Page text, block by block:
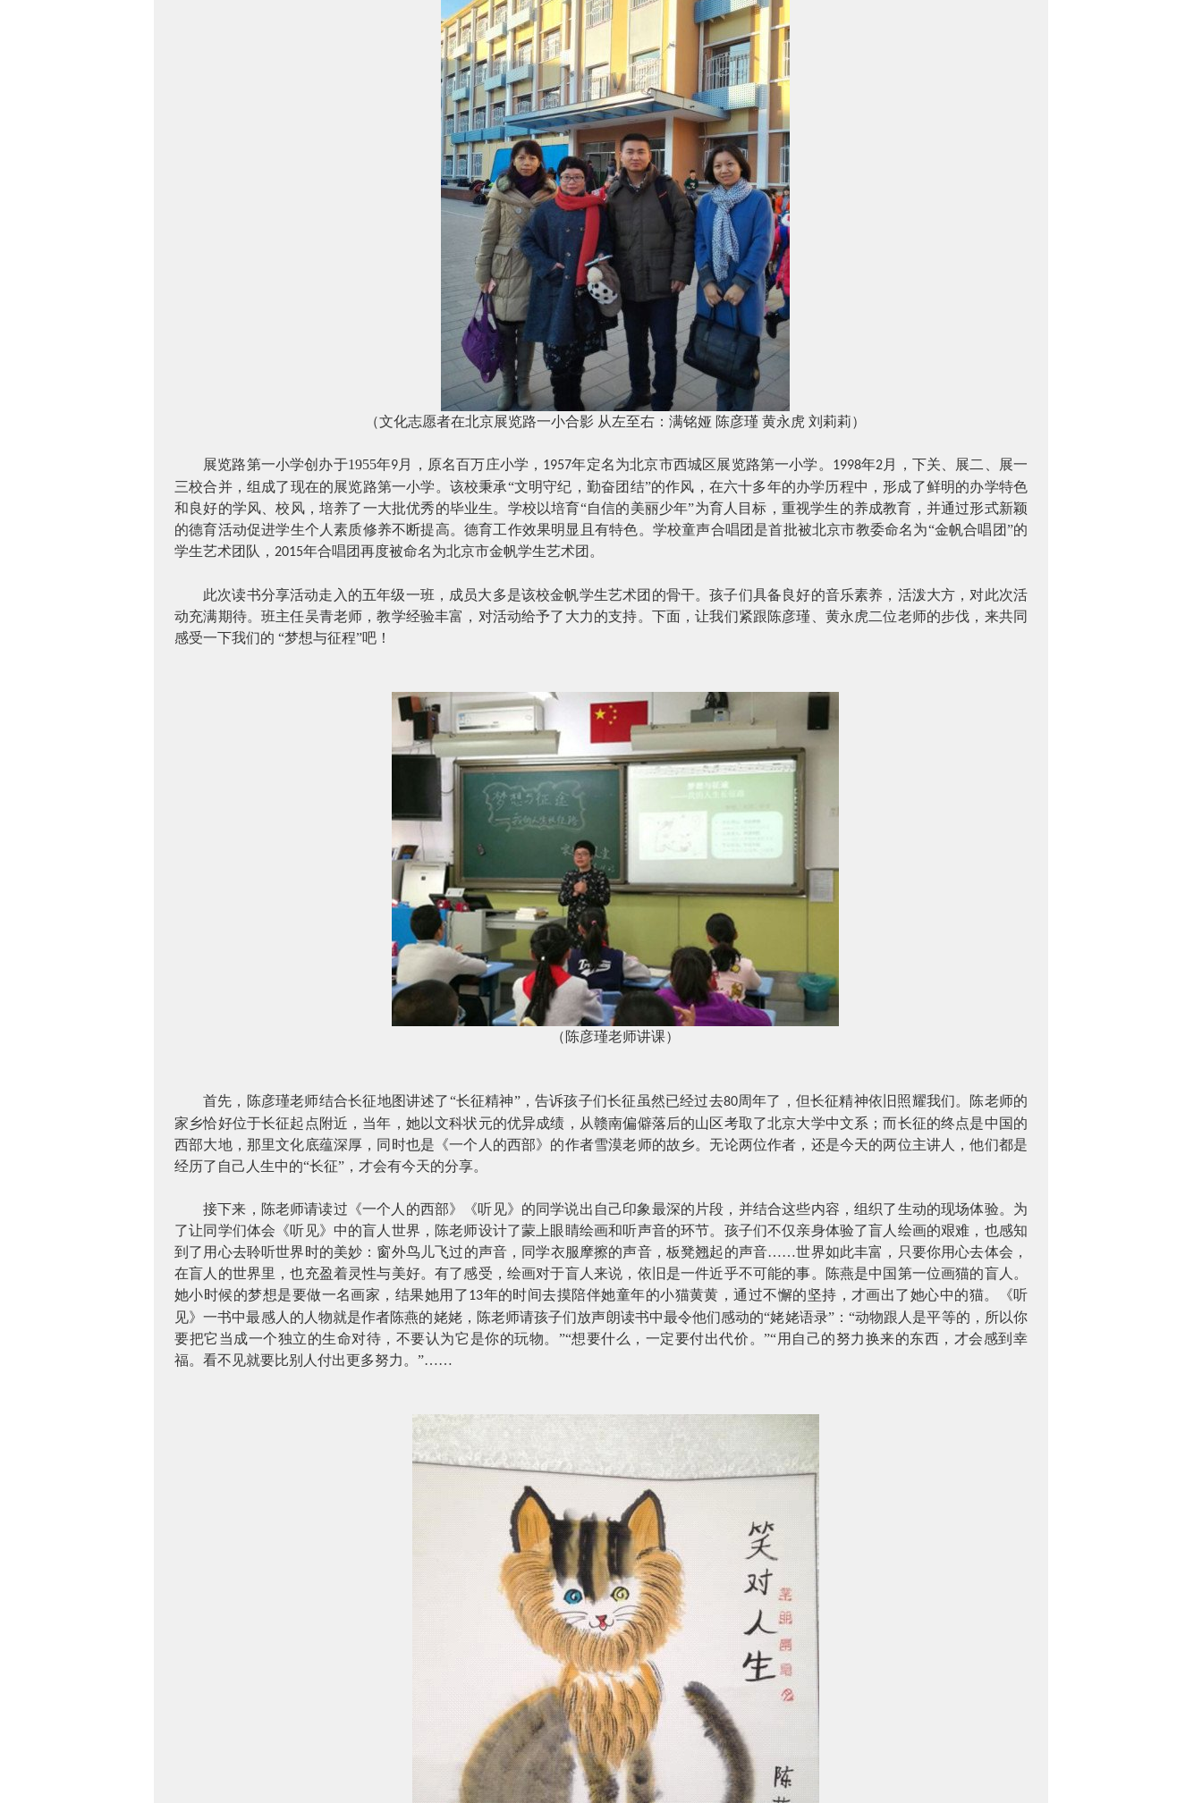
（文化志愿者在北京展览路一小合影 从左至右：满铭娅 陈彦瑾 黄永虎 刘莉莉）
展览路第一小学创办于1955年9月，原名百万庄小学， 1957年定名为北京市西城区展览路第一小学。 1998年2月，下关、展二、展一
三校合并，组成了现在的展览路第一小学。该校秉承“文明守纪，勤奋团结”的作风，在六十多年的办学历程中，形成了鲜明的办学特色
和良好的学风、校风，培养了一大批优秀的毕业生。学校以培育“自信的美丽少年”为育人目标，重视学生的养成教育，并通过形式新颖
的德育活动促进学生个人素质修养不断提高。德育工作效果明显且有特色。学校童声合唱团是首批被北京市教委命名为“金帆合唱团”的
学生艺术团队， 2015年合唱团再度被命名为北京市金帆学生艺术团。
此次读书分享活动走入的五年级一班，成员大多是该校金帆学生艺术团的骨干。孩子们具备良好的音乐素养，活泼大方，对此次活
动充满期待。班主任吴青老师，教学经验丰富，对活动给予了大力的支持。下面，让我们紧跟陈彦瑾、黄永虎二位老师的步伐，来共同
感受一下我们的 “梦想与征程”吧！
（陈彦瑾老师讲课）
首先，陈彦瑾老师结合长征地图讲述了“长征精神”，告诉孩子们长征虽然已经过去80周年了，但长征精神依旧照耀我们。陈老师的
家乡恰好位于长征起点附近，当年，她以文科状元的优异成绩，从赣南偏僻落后的山区考取了北京大学中文系；而长征的终点是中国的
西部大地，那里文化底蕴深厚，同时也是《一个人的西部》的作者雪漠老师的故乡。无论两位作者，还是今天的两位主讲人，他们都是
经历了自己人生中的“长征”，才会有今天的分享。
接下来，陈老师请读过《一个人的西部》《听见》的同学说出自己印象最深的片段，并结合这些内容，组织了生动的现场体验。为
了让同学们体会《听见》中的盲人世界，陈老师设计了蒙上眼睛绘画和听声音的环节。孩子们不仅亲身体验了盲人绘画的艰难，也感知
到了用心去聆听世界时的美妙：窗外鸟儿飞过的声音，同学衣服摩擦的声音，板凳翘起的声音……世界如此丰富，只要你用心去体会，
在盲人的世界里，也充盈着灵性与美好。有了感受，绘画对于盲人来说，依旧是一件近乎不可能的事。陈燕是中国第一位画猫的盲人。
她小时候的梦想是要做一名画家，结果她用了13年的时间去摸陪伴她童年的小猫黄黄，通过不懈的坚持，才画出了她心中的猫。《听
见》一书中最感人的人物就是作者陈燕的姥姥，陈老师请孩子们放声朗读书中最令他们感动的“姥姥语录”：“动物跟人是平等的，所以你
要把它当成一个独立的生命对待，不要认为它是你的玩物。”“想要什么，一定要付出代价。”“用自己的努力换来的东西，才会感到幸
福。看不见就要比别人付出更多努力。”……